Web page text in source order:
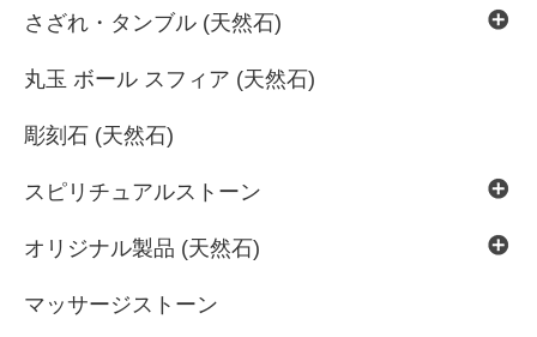
さざれ・タンブル (天然石)
丸玉 ボール スフィア (天然石)
彫刻石 (天然石)
スピリチュアルストーン
オリジナル製品 (天然石)
マッサージストーン